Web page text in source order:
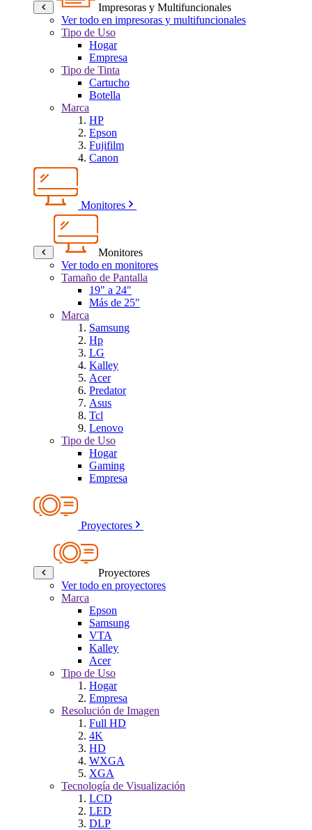
Impresoras y Multifuncionales
Ver todo en impresoras y multifuncionales
Tipo de Uso
Hogar
Empresa
Tipo de Tinta
Cartucho
Botella
Marca
HP
Epson
Fujifilm
Canon
Monitores
Monitores
Ver todo en monitores
Tamaño de Pantalla
19" a 24"
Más de 25"
Marca
Samsung
Hp
LG
Kalley
Acer
Predator
Asus
Tcl
Lenovo
Tipo de Uso
Hogar
Gaming
Empresa
Proyectores
Proyectores
Ver todo en proyectores
Marca
Epson
Samsung
VTA
Kalley
Acer
Tipo de Uso
Hogar
Empresa
Resolución de Imagen
Full HD
4K
HD
WXGA
XGA
Tecnología de Visualización
LCD
LED
DLP